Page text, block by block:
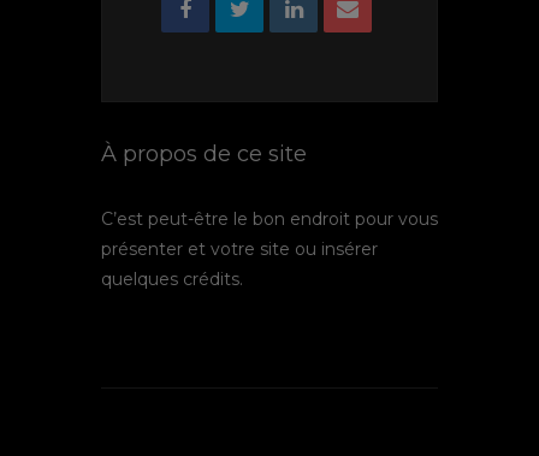
À propos de ce site
C’est peut-être le bon endroit pour vous
présenter et votre site ou insérer
quelques crédits.